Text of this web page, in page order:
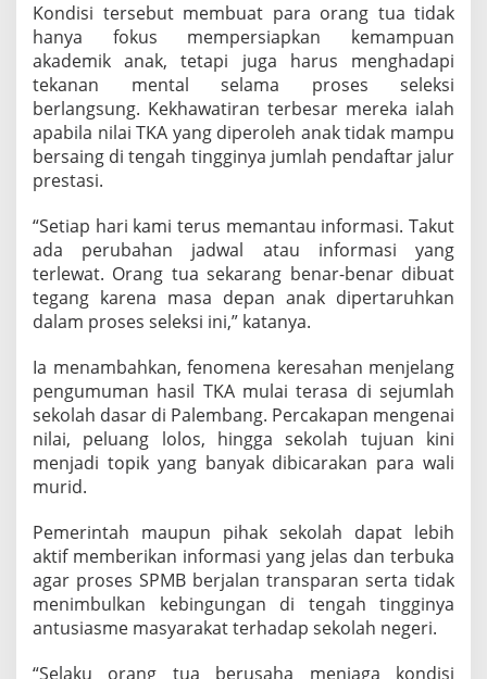
Kondisi tersebut membuat para orang tua tidak
hanya fokus mempersiapkan kemampuan
akademik anak, tetapi juga harus menghadapi
tekanan mental selama proses seleksi
berlangsung. Kekhawatiran terbesar mereka ialah
apabila nilai TKA yang diperoleh anak tidak mampu
bersaing di tengah tingginya jumlah pendaftar jalur
prestasi.
“Setiap hari kami terus memantau informasi. Takut
ada perubahan jadwal atau informasi yang
terlewat. Orang tua sekarang benar-benar dibuat
tegang karena masa depan anak dipertaruhkan
dalam proses seleksi ini,” katanya.
Ia menambahkan, fenomena keresahan menjelang
pengumuman hasil TKA mulai terasa di sejumlah
sekolah dasar di Palembang. Percakapan mengenai
nilai, peluang lolos, hingga sekolah tujuan kini
menjadi topik yang banyak dibicarakan para wali
murid.
Pemerintah maupun pihak sekolah dapat lebih
aktif memberikan informasi yang jelas dan terbuka
agar proses SPMB berjalan transparan serta tidak
menimbulkan kebingungan di tengah tingginya
antusiasme masyarakat terhadap sekolah negeri.
“Selaku orang tua berusaha menjaga kondisi